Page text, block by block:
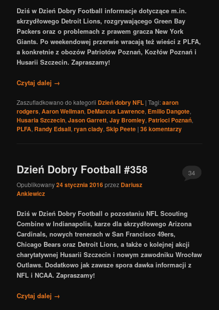
Dziś w Dzień Dobry Football informacje dotyczące m.in.
skrzydłowego Detroit Lions, rozgrywającego Green Bay
Packers oraz o problemach z prawem gracza New York
Giants. Po weekendowej przerwie wracają też wieści z PLFA,
a konkretnie z obozów Patriotów Poznań, Kozłów Poznań i
Husarii Szczecin. Zapraszamy!
Czytaj dalej →
Zaszufladkowano do kategorii Dzień dobry NFL |Tagi:aaron
rodgers,Aaron Wellman, DeMarcus Lawrence, Emilio Dangote,
Husaria Szczecin,Jason Garrett,Jay Bromley, Patrioci Poznań,
PLFA, Randy Edsall,ryan clady,Skip Peete |36komentarzy
Dzień Dobry Football #358
Opublikowany24 stycznia 2016przez Dariusz
Ankiewicz
34
Dziś w Dzień Dobry Football o pozostaniu NFL Scouting
Combine w Indianapolis, karze dla skrzydłowego Arizona
Cardinals, nowych trenerach w San Francisco 49ers,
Chicago Bears oraz Detroit Lions, a także o kolejnej akcji
charytatywnej Husarii Szczecin i nowym zawodniku Wrocław
Outlaws. Dodatkowo jak zawsze spora dawka informacji z
NFL i NCAA. Zapraszamy!
Czytaj dalej →